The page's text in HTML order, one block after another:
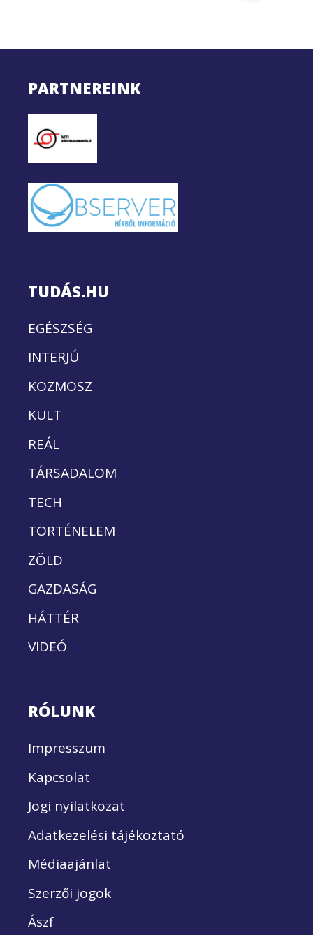
PARTNEREINK
TUDÁS.HU
EGÉSZSÉG
INTERJÚ
KOZMOSZ
KULT
REÁL
TÁRSADALOM
TECH
TÖRTÉNELEM
ZÖLD
GAZDASÁG
HÁTTÉR
VIDEÓ
RÓLUNK
Impresszum
Kapcsolat
Jogi nyilatkozat
Adatkezelési tájékoztató
Médiaajánlat
Szerzői jogok
Ászf